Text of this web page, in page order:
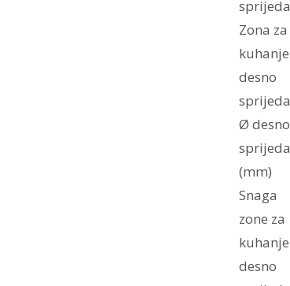
sprijeda
Zona za
kuhanje
desno
sprijeda
Ø desno
sprijeda
(mm)
Snaga
zone za
kuhanje
desno